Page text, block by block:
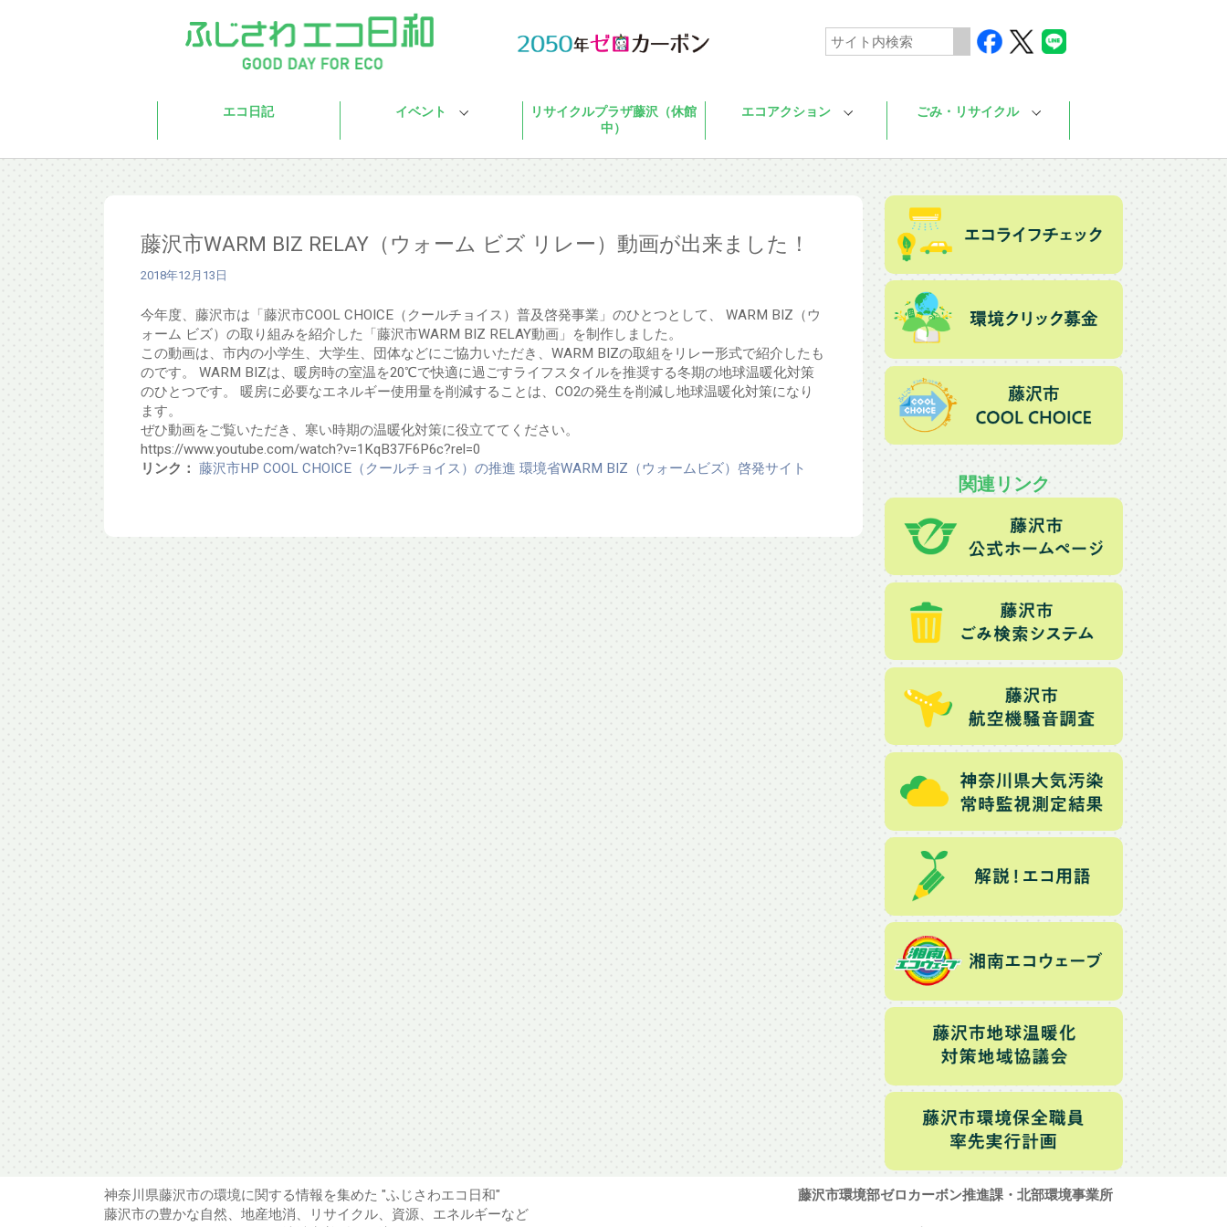
エコ日記 イベント
リサイクルプラザ藤沢（休館
中）
エコアクション ごみ・リサイクル
藤沢市WARM BIZ RELAY（ウォーム ビズ リレー）動画が出来ました！
2018年12月13日
今年度、藤沢市は「藤沢市COOL CHOICE（クールチョイス）普及啓発事業」のひとつとして、 WARM BIZ（ウ
ォーム ビズ）の取り組みを紹介した「藤沢市WARM BIZ RELAY動画」を制作しました。
この動画は、市内の小学生、大学生、団体などにご協力いただき、WARM BIZの取組をリレー形式で紹介したも
のです。 WARM BIZは、暖房時の室温を20℃で快適に過ごすライフスタイルを推奨する冬期の地球温暖化対策
のひとつです。 暖房に必要なエネルギー使用量を削減することは、CO2の発生を削減し地球温暖化対策になり
ます。
ぜひ動画をご覧いただき、寒い時期の温暖化対策に役立ててください。
https://www.youtube.com/watch?v=1KqB37F6P6c?rel=0
リンク： 藤沢市HP COOL CHOICE（クールチョイス）の推進 環境省WARM BIZ（ウォームビズ）啓発サイト
関連リンク
神奈川県藤沢市の環境に関する情報を集めた "ふじさわエコ日和"
藤沢市の豊かな自然、地産地消、リサイクル、資源、エネルギーなど
藤沢市環境部ゼロカーボン推進課・北部環境事業所